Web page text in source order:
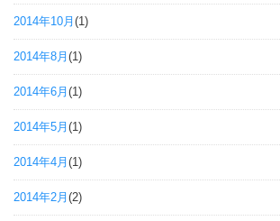
2014年10月 (1)
2014年8月 (1)
2014年6月 (1)
2014年5月 (1)
2014年4月 (1)
2014年2月 (2)